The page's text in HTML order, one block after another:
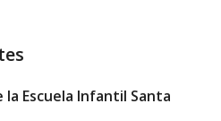
la Escuela Infantil Santa